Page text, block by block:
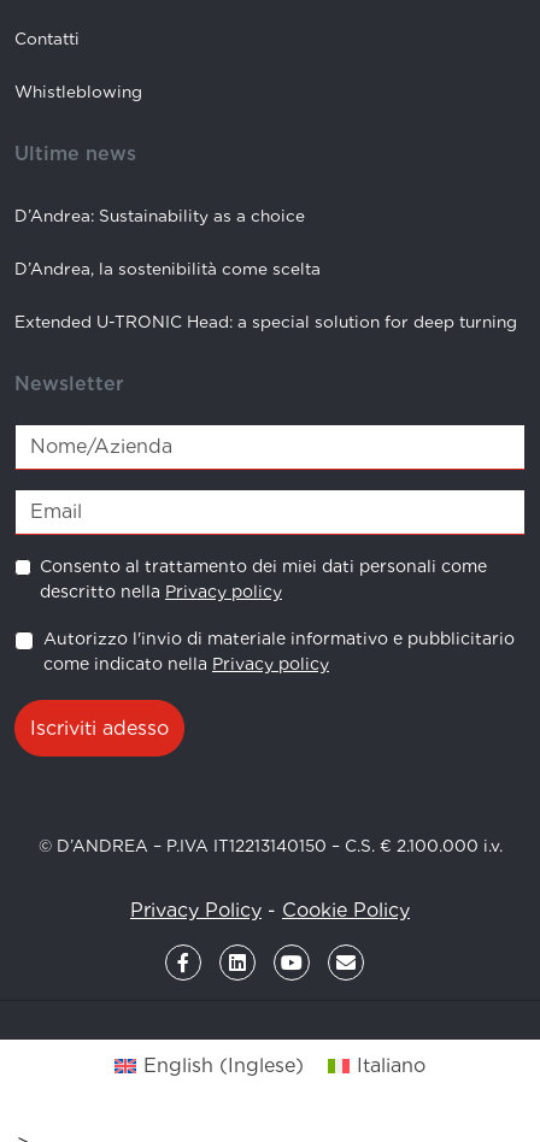
Contatti
Whistleblowing
Ultime news
D’Andrea: Sustainability as a choice
D’Andrea, la sostenibilità come scelta
Extended U-TRONIC Head: a special solution for deep turning
Newsletter
Consento al trattamento dei miei dati personali come
descritto nella Privacy policy
Autorizzo l'invio di materiale informativo e pubblicitario
come indicato nella Privacy policy
Iscriviti adesso
© D’ANDREA – P.IVA IT12213140150 – C.S. € 2.100.000 i.v.
Privacy Policy - Cookie Policy
English (Inglese) Italiano